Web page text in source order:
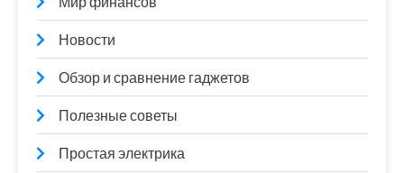
Новости
Обзор и сравнение гаджетов
Полезные советы
Простая электрика